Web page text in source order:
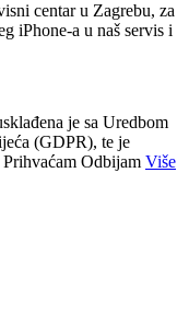
centar u Zagrebu, za
iPhone-a u naš servis i
je sa Uredbom
(GDPR), te je
Prihvaćam Odbijam Više